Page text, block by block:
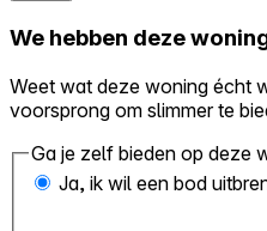
We hebben deze
Weet wat deze woning écht
voorsprong om slimmer te
Ga je zelf bieden op deze
Ja, ik wil een bod